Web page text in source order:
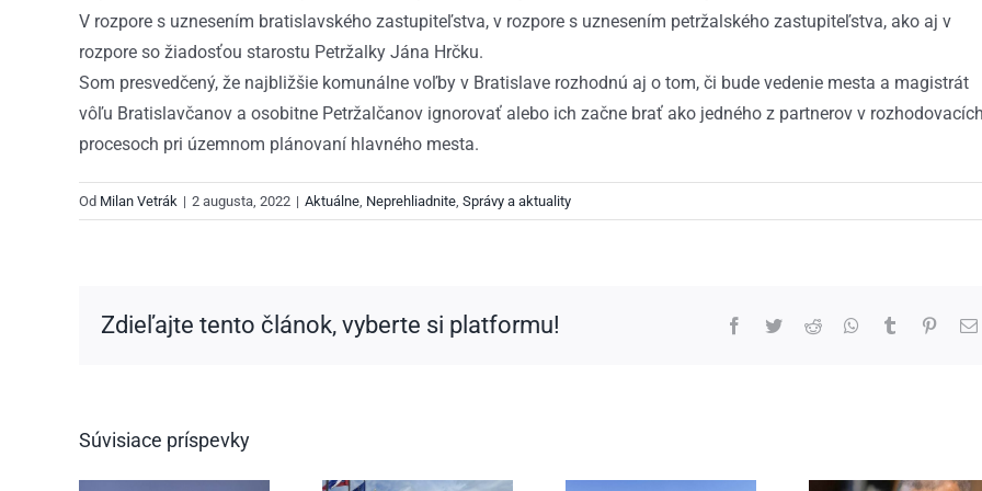
V rozpore s uznesením bratislavského zastupiteľstva, v rozpore s uznesením petržalského zastupiteľstva, ako aj v
rozpore so žiadosťou starostu Petržalky Jána Hrčku.
Som presvedčený, že najbližšie komunálne voľby v Bratislave rozhodnú aj o tom, či bude vedenie mesta a magistrát
vôľu Bratislavčanov a osobitne Petržalčanov ignorovať alebo ich začne brať ako jedného z partnerov v rozhodovacích
procesoch pri územnom plánovaní hlavného mesta.
Od Milan Vetrák | 2 augusta, 2022 | Aktuálne, Neprehliadnite, Správy a aktuality
Zdieľajte tento článok, vyberte si platformu! Facebook
TwitterReddit WhatsApp
Tumblr
Súvisiace príspevky